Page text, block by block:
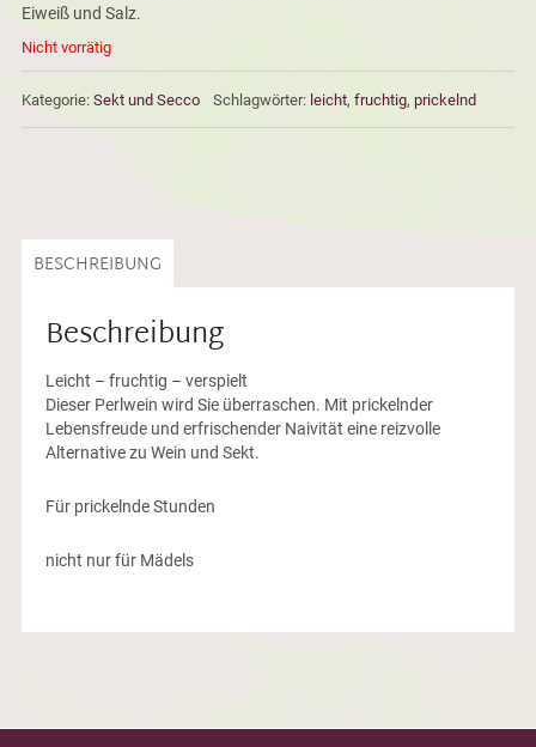
Eiweiß und Salz.
Nicht vorrätig
Kategorie: Sekt und Secco Schlagwörter: leicht, fruchtig, prickelnd
BESCHREIBUNG
Beschreibung
Leicht – fruchtig – verspielt
Dieser Perlwein wird Sie überraschen. Mit prickelnder
Lebensfreude und erfrischender Naivität eine reizvolle
Alternative zu Wein und Sekt.
Für prickelnde Stunden
nicht nur für Mädels